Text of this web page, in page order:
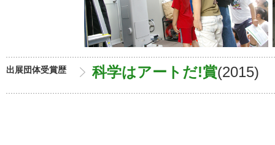
出展団体受賞歴 科学はアートだ!賞(2015)